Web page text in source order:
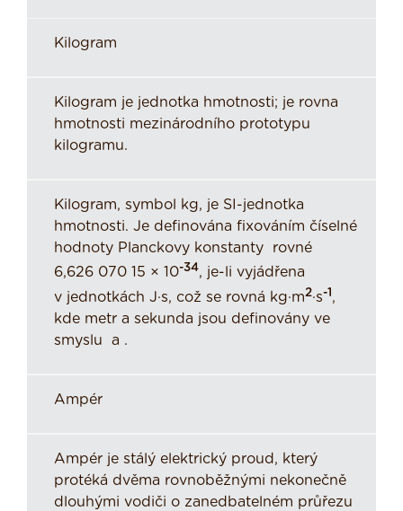
Kilogram
Kilogram je jednotka hmotnosti; je rovna
hmotnosti mezinárodního prototypu
kilogramu.
Kilogram, symbol kg, je SI-jednotka
hmotnosti. Je definována fixováním číselné
hodnoty Planckovy konstanty rovné
6,626 070 15 × 10-34, je-li vyjádřena
v jednotkách J·s, což se rovná kg·m2·s-1,
kde metr a sekunda jsou definovány ve
smyslu a .
Ampér
Ampér je stálý elektrický proud, který
protéká dvěma rovnoběžnými nekonečně
dlouhými vodiči o zanedbatelném průřezu